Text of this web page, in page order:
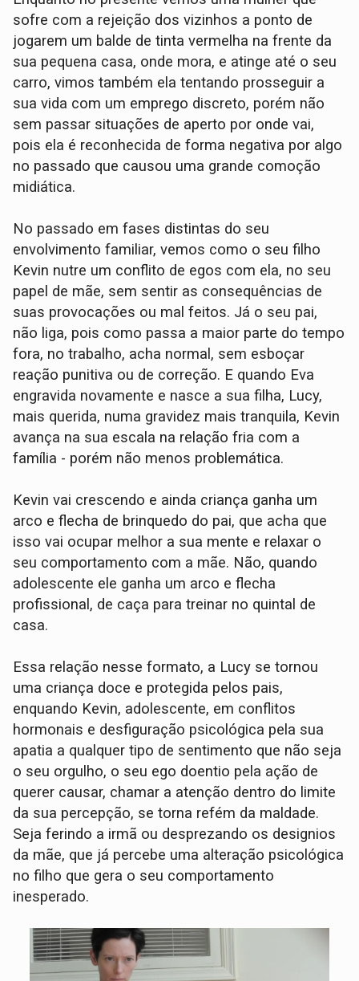
sofre com a rejeição dos vizinhos a ponto de
jogarem um balde de tinta vermelha na frente da
sua pequena casa, onde mora, e atinge até o seu
carro, vimos também ela tentando prosseguir a
sua vida com um emprego discreto, porém não
sem passar situações de aperto por onde vai,
pois ela é reconhecida de forma negativa por algo
no passado que causou uma grande comoção
midiática.
No passado em fases distintas do seu
envolvimento familiar, vemos como o seu filho
Kevin nutre um conflito de egos com ela, no seu
papel de mãe, sem sentir as consequências de
suas provocações ou mal feitos. Já o seu pai,
não liga, pois como passa a maior parte do tempo
fora, no trabalho, acha normal, sem esboçar
reação punitiva ou de correção. E quando Eva
engravida novamente e nasce a sua filha, Lucy,
mais querida, numa gravidez mais tranquila, Kevin
avança na sua escala na relação fria com a
família - porém não menos problemática.
Kevin vai crescendo e ainda criança ganha um
arco e flecha de brinquedo do pai, que acha que
isso vai ocupar melhor a sua mente e relaxar o
seu comportamento com a mãe. Não, quando
adolescente ele ganha um arco e flecha
profissional, de caça para treinar no quintal de
casa.
Essa relação nesse formato, a Lucy se tornou
uma criança doce e protegida pelos pais,
enquando Kevin, adolescente, em conflitos
hormonais e desfiguração psicológica pela sua
apatia a qualquer tipo de sentimento que não seja
o seu orgulho, o seu ego doentio pela ação de
querer causar, chamar a atenção dentro do limite
da sua percepção, se torna refém da maldade.
Seja ferindo a irmã ou desprezando os designios
da mãe, que já percebe uma alteração psicológica
no filho que gera o seu comportamento
inesperado.